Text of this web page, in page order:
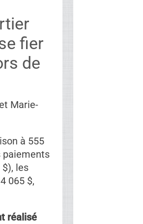
fier
de
Marie-
à 555
paiements
$), les
065 $,
réalisé